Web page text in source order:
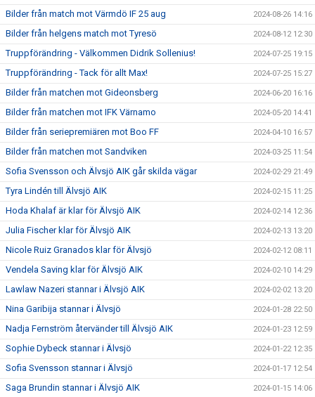
Bilder från match mot Värmdö IF 25 aug 2024-08-26 14:16
Bilder från helgens match mot Tyresö 2024-08-12 12:30
Truppförändring - Välkommen Didrik Sollenius! 2024-07-25 19:15
Truppförändring - Tack för allt Max! 2024-07-25 15:27
Bilder från matchen mot Gideonsberg 2024-06-20 16:16
Bilder från matchen mot IFK Värnamo 2024-05-20 14:41
Bilder från seriepremiären mot Boo FF 2024-04-10 16:57
Bilder från matchen mot Sandviken 2024-03-25 11:54
Sofia Svensson och Älvsjö AIK går skilda vägar 2024-02-29 21:49
Tyra Lindén till Älvsjö AIK 2024-02-15 11:25
Hoda Khalaf är klar för Älvsjö AIK 2024-02-14 12:36
Julia Fischer klar för Älvsjö AIK 2024-02-13 13:20
Nicole Ruiz Granados klar för Älvsjö 2024-02-12 08:11
Vendela Saving klar för Älvsjö AIK 2024-02-10 14:29
Lawlaw Nazeri stannar i Älvsjö AIK 2024-02-02 13:20
Nina Garibija stannar i Älvsjö 2024-01-28 22:50
Nadja Fernström återvänder till Älvsjö AIK 2024-01-23 12:59
Sophie Dybeck stannar i Älvsjö 2024-01-22 12:35
Sofia Svensson stannar i Älvsjö 2024-01-17 12:54
Saga Brundin stannar i Älvsjö AIK 2024-01-15 14:06